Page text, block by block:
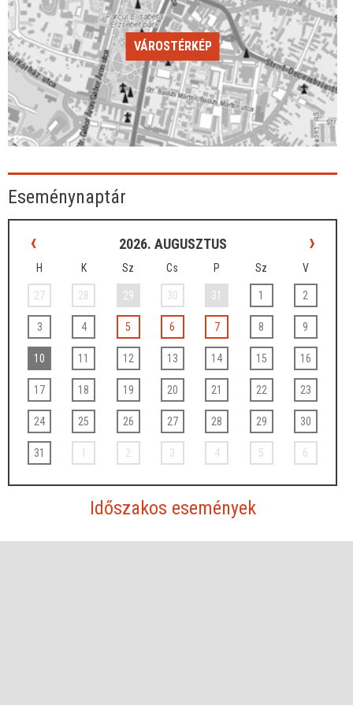
VÁROSTÉRKÉP
Eseménynaptár
‹ 2026. AUGUSZTUS ›
H K Sz Cs P Sz V
27 28 29 30 31 1 2
3 4 5 6 7 8 9
10 11 12 13 14 15 16
17 18 19 20 21 22 23
24 25 26 27 28 29 30
31 1 2 3 4 5 6
Időszakos események